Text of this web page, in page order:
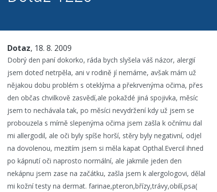
Dotaz, 18. 8. 2009
Dobrý den paní dokorko, ráda bych slyšela váš názor, alergií
jsem doteď netrpěla, ani v rodině jí nemáme, avšak mám už
nějakou dobu problém s oteklýma a překrvenýma očima, přes
den občas chvilkově zasvědí,ale pokaždé jiná spojivka, měsíc
jsem to nechávala tak, po měsíci nevydržení kdy už jsem se
probouzela s mírně slepenýma očima jsem zašla k očnímu dal
mi allergodil, ale oči byly spíše horší, stěry byly negativní, odjel
na dovolenou, mezitím jsem si měla kapat Opthal.Evercil ihned
po kápnutí oči naprosto normální, ale jakmile jeden den
nekápnu jsem zase na začátku, zašla jsem k alergologovi, dělal
mi kožní testy na dermat. farinae,pteron,břízy,trávy,obilí,psa(